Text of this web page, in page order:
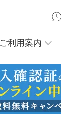
ご利用案内